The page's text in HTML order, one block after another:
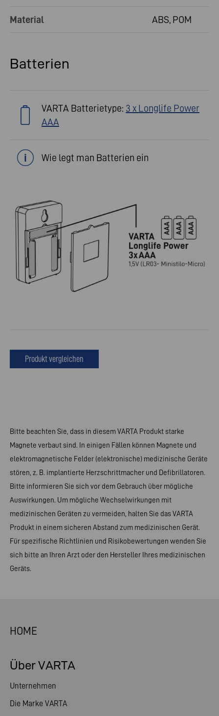
Material ABS, POM
Batterien
VARTA Batterietype: 3 x Longlife Power
AAA
Wie legt man Batterien ein
Produkt vergleichen
Bitte beachten Sie, dass in diesem VARTA Produkt starke
Magnete verbaut sind. In einigen Fällen können Magnete und
elektromagnetische Felder (elektronische) medizinische Geräte
stören, z. B. implantierte Herzschrittmacher und Defibrillatoren.
Bitte informieren Sie sich vor dem Gebrauch über mögliche
Auswirkungen. Um mögliche Wechselwirkungen mit
medizinischen Geräten zu vermeiden, halten Sie das VARTA
Produkt in einem sicheren Abstand zum medizinischen Gerät.
Für spezifische Richtlinien und Risikobewertungen wenden Sie
sich bitte an Ihren Arzt oder den Hersteller Ihres medizinischen
Geräts.
HOME
Über VARTA
Unternehmen
Die Marke VARTA